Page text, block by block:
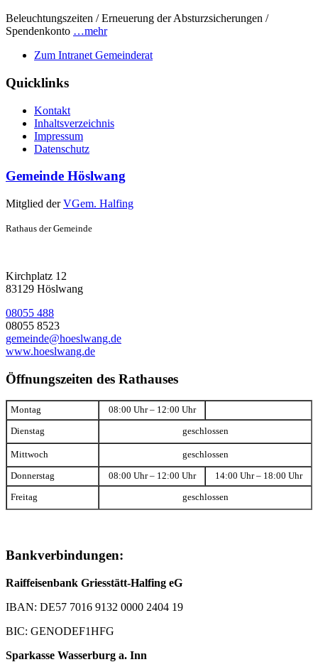
Beleuchtungszeiten / Erneuerung der Absturzsicherungen /
Spendenkonto …mehr
Zum Intranet Gemeinderat
Quicklinks
Kontakt
Inhaltsverzeichnis
Impressum
Datenschutz
Gemeinde Höslwang
Mitglied derVGem. Halfing
Rathaus der Gemeinde
Kirchplatz 12
83129 Höslwang
08055 488
08055 8523
gemeinde@hoeslwang.de
www.hoeslwang.de
Öffnungszeiten des Rathauses
Montag 08:00 Uhr – 12:00 Uhr
Dienstag geschlossen
Mittwoch geschlossen
Donnerstag 08:00 Uhr – 12:00 Uhr 14:00 Uhr – 18:00 Uhr
Freitag geschlossen
Bankverbindungen:
Raiffeisenbank Griesstätt-Halfing eG
IBAN: DE57 7016 9132 0000 2404 19
BIC: GENODEF1HFG
Sparkasse Wasserburg a. Inn